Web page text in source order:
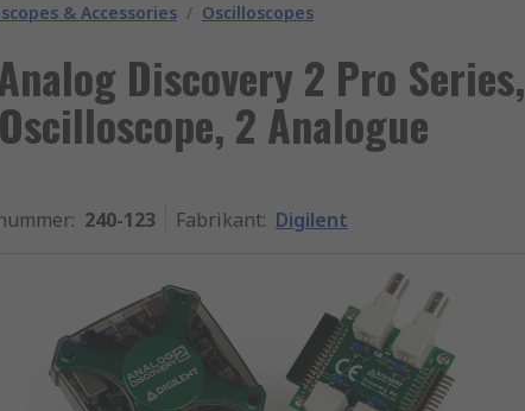
& Accessories / Oscilloscopes
Discovery 2 Pro Series,
2 Analogue
: 240-123 Fabrikant: Digilent